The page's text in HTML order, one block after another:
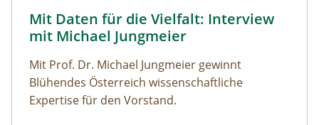
Naturmagazin: Mit Daten für die Vielfalt: Interview mit
Mit Daten für die Vielfalt: Interview
mit Michael Jungmeier
Mit Prof. Dr. Michael Jungmeier gewinnt
Blühendes Österreich wissenschaftliche
Expertise für den Vorstand.